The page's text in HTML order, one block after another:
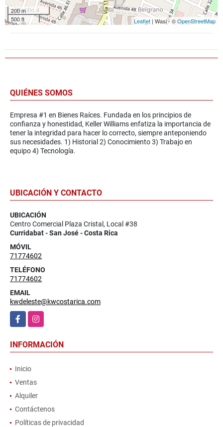
200 m
500 ft
Leaflet | Wasi - ©OpenStreetMap
QUIÉNES SOMOS
Empresa #1 en Bienes Raíces. Fundada en los principios de
confianza y honestidad, Keller Williams enfatiza la importancia de
tener la integridad para hacer lo correcto, siempre anteponiendo
sus necesidades. 1) Historial 2) Conocimiento 3) Trabajo en
equipo 4) Tecnología.
UBICACIÓN Y CONTACTO
UBICACIÓN
Centro Comercial Plaza Cristal, Local #38
Curridabat - San José - Costa Rica
MÓVIL
71774602
TELÉFONO
71774602
EMAIL
kwdeleste@kwcostarica.com
FacebookInstagram
INFORMACIÓN
Inicio
Ventas
Alquiler
Contáctenos
Políticas de privacidad